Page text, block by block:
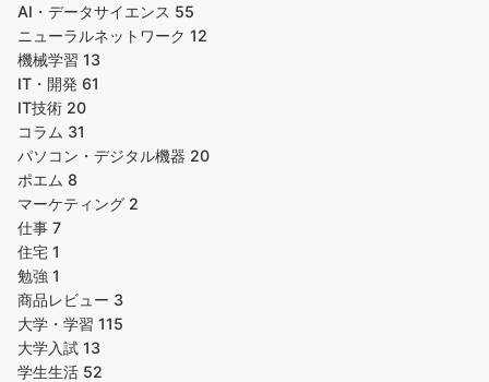
AI・データサイエンス 55
ニューラルネットワーク 12
機械学習 13
IT・開発 61
IT技術 20
コラム 31
パソコン・デジタル機器 20
ポエム 8
マーケティング 2
仕事 7
住宅 1
勉強 1
商品レビュー 3
大学・学習 115
大学入試 13
学生生活 52